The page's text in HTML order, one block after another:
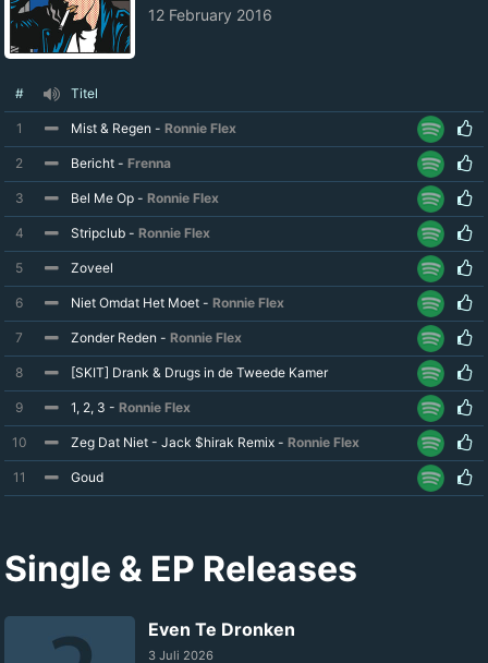
12 February 2016
# Titel
1 Mist & Regen - Ronnie Flex
2 Bericht - Frenna
3 Bel Me Op - Ronnie Flex
4 Stripclub - Ronnie Flex
5 Zoveel
6 Niet Omdat Het Moet - Ronnie Flex
7 Zonder Reden - Ronnie Flex
8 [SKIT] Drank & Drugs in de Tweede Kamer
9 1, 2, 3 - Ronnie Flex
10 Zeg Dat Niet - Jack $hirak Remix - Ronnie Flex
11 Goud
Single & EP Releases
Even Te Dronken
3 Juli 2026